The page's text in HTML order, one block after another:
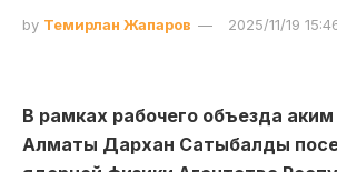
by Темирлан Жапаров 2025/11/19
В рамках рабочего объезда
Алматы Дархан Сатыбалды